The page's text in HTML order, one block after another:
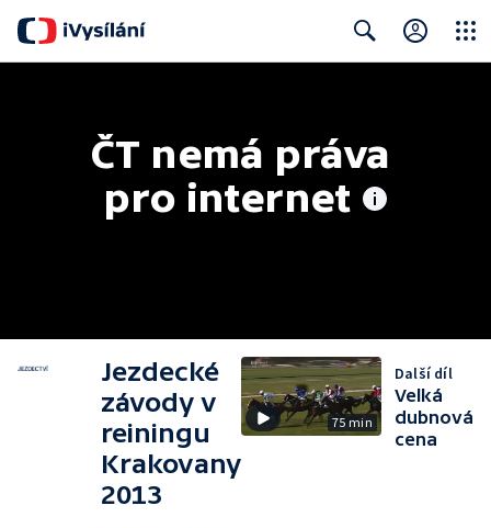
ČT nemá práva
pro internet
Jezdecké
závody v
reiningu
Krakovany
2013
75 min
Další díl
Velká
dubnová
cena